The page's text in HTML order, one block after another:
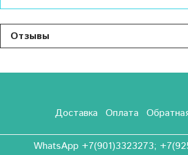
Отзывы
Доставка Оплата
WhatsApp +7(901)3323273;